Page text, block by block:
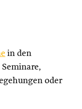
in den
oder